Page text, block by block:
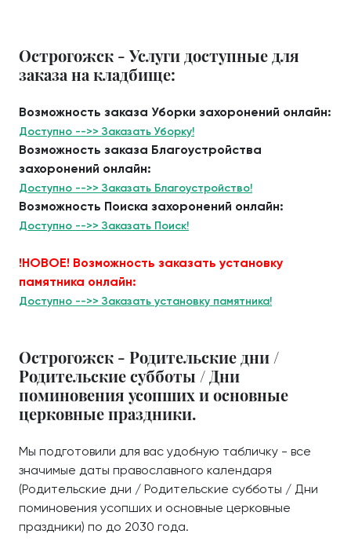
Острогожск - Услуги доступные для
заказа на кладбище:
Возможность заказа Уборки захоронений онлайн:
Доступно -->> Заказать Уборку!
Возможность заказа Благоустройства
захоронений онлайн:
Доступно -->> Заказать Благоустройство!
Возможность Поиска захоронений онлайн:
Доступно -->> Заказать Поиск!
!НОВОЕ! Возможность заказать установку
памятника онлайн:
Доступно -->> Заказать установку памятника!
Острогожск - Родительские дни /
Родительские субботы / Дни
поминовения усопших и основные
церковные праздники.
Мы подготовили для вас удобную табличку - все
значимые даты православного календаря
(Родительские дни / Родительские субботы / Дни
поминовения усопших и основные церковные
праздники) по до 2030 года.